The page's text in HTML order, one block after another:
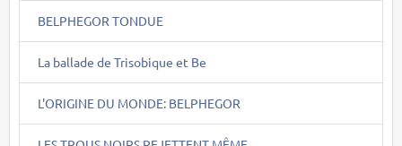
BELPHEGOR TONDUE
La ballade de Trisobique et Be
L'ORIGINE DU MONDE: BELPHEGOR